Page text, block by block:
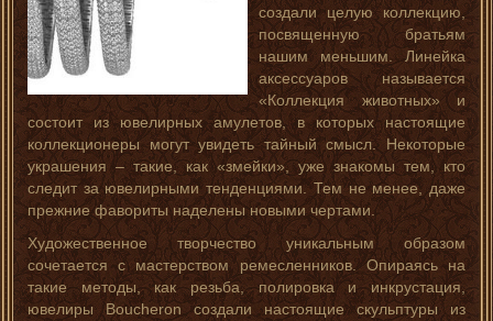
создали целую коллекцию,
посвященную братьям
нашим меньшим. Линейка
аксессуаров называется
«Коллекция животных» и
состоит из ювелирных амулетов, в которых настоящие
коллекционеры могут увидеть тайный смысл. Некоторые
украшения – такие, как «змейки», уже знакомы тем, кто
следит за ювелирными тенденциями. Тем не менее, даже
прежние фавориты наделены новыми чертами.
Художественное творчество уникальным образом
сочетается с мастерством ремесленников. Опираясь на
такие методы, как резьба, полировка и инкрустация,
ювелиры Boucheron создали настоящие скульптуры из